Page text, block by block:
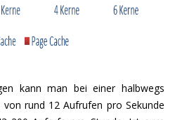
kann man bei einer halbwegs
rund 12 Aufrufen pro Sekunde